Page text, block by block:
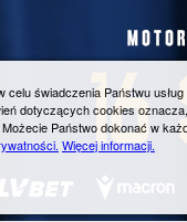
świadczenia Państwu
dotyczących cookies
Państwo dokonać w
Więcej informacji.